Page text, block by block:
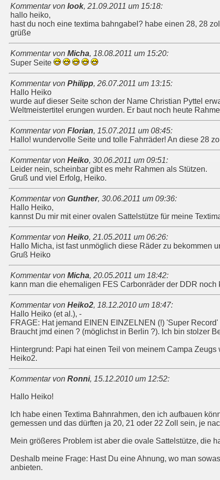
Kommentar von look, 21.09.2011 um 15:18:
hallo heiko,
hast du noch eine textima bahngabel? habe einen 28, 28
grüße
Kommentar von Micha, 18.08.2011 um 15:20:
Super Seite
Kommentar von Philipp, 26.07.2011 um 13:15:
Hallo Heiko
wurde auf dieser Seite schon der Name Christian Pyttel
Weltmeistertitel erungen wurden. Er baut noch heute
Kommentar von Florian, 15.07.2011 um 08:45:
Hallo! wundervolle Seite und tolle Fahrräder! An diese 28
Kommentar von Heiko, 30.06.2011 um 09:51:
Leider nein, scheinbar gibt es mehr Rahmen als Stützen.
Gruß und viel Erfolg, Heiko.
Kommentar von Gunther, 30.06.2011 um 09:36:
Hallo Heiko,
kannst Du mir mit einer ovalen Sattelstütze für meine
Kommentar von Heiko, 21.05.2011 um 06:26:
Hallo Micha, ist fast unmöglich diese Räder zu bekommen
Gruß Heiko
Kommentar von Micha, 20.05.2011 um 18:42:
kann man die ehemaligen FES Carbonräder der DDR noch
Kommentar von Heiko2, 18.12.2010 um 18:47:
Hallo Heiko (et al.), -
FRAGE: Hat jemand EINEN EINZELNEN (!) 'Super
Braucht jmd einen ? (möglichst in Berlin ?). Ich bin stolzer
Hintergrund: Papi hat einen Teil von meinem Campa
Heiko2.
Kommentar von Ronni, 15.12.2010 um 12:52:
Hallo Heiko!
Ich habe einen Textima Bahnrahmen, den ich aufbauen
gemessen und das dürften ja 20, 21 oder 22 Zoll sein, je
Mein größeres Problem ist aber die ovale Sattelstütze, die
Deshalb meine Frage: Hast Du eine Ahnung, wo man
anbieten.